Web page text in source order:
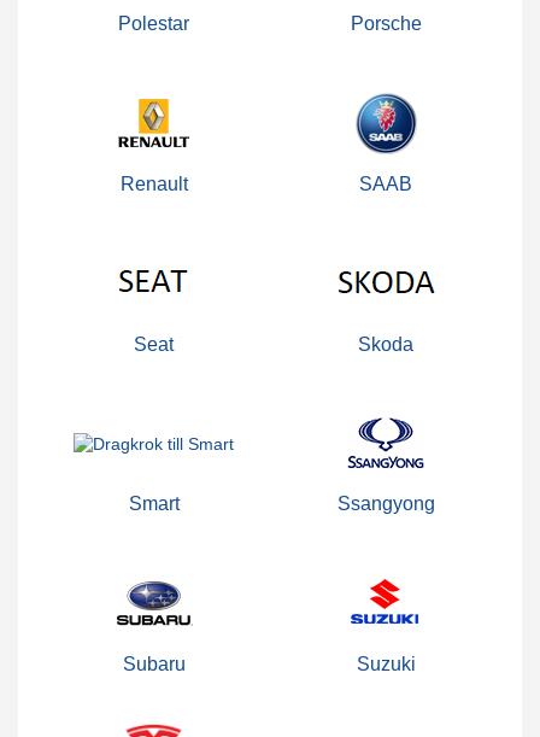
Polestar Porsche
Renault SAAB
Seat Skoda
Smart Ssangyong
Subaru Suzuki